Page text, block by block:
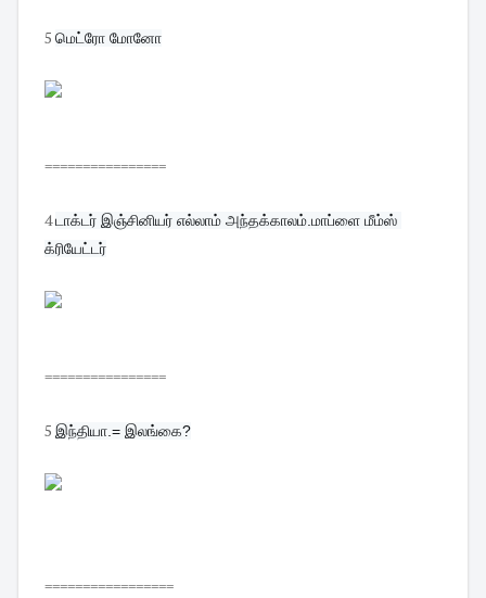
5 மெட்ரோ மோனோ
================
4டாக்டர் இஞ்சினியர் எல்லாம் அந்தக்காலம்.மாப்ளை மீம்ஸ்
க்ரியேட்டர்
================
5 இந்தியா.= இலங்கை?
=================